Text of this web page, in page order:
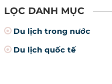
LỌC DANH MỤC
Du lịch trong nước
Du lịch quốc tế